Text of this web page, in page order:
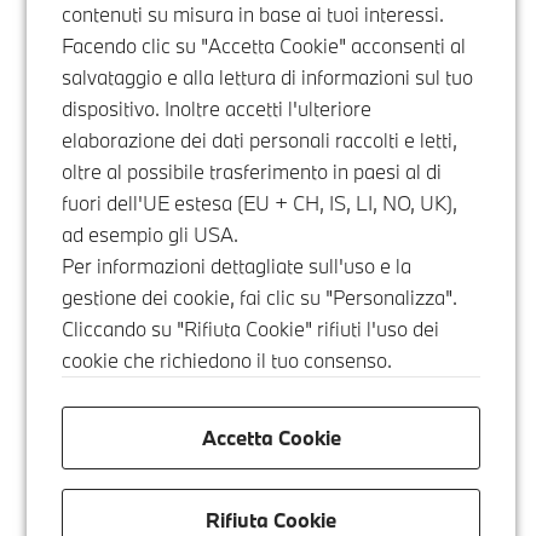
contenuti su misura in base ai tuoi interessi.
Facendo clic su "Accetta Cookie" acconsenti al
salvataggio e alla lettura di informazioni sul tuo
dispositivo. Inoltre accetti l'ulteriore
elaborazione dei dati personali raccolti e letti,
oltre al possibile trasferimento in paesi al di
fuori dell'UE estesa (EU + CH, IS, LI, NO, UK),
ad esempio gli USA.
Per informazioni dettagliate sull'uso e la
gestione dei cookie, fai clic su "Personalizza".
Cliccando su "Rifiuta Cookie" rifiuti l'uso dei
cookie che richiedono il tuo consenso.
Rifiuta Cookie
Accetta Cookie